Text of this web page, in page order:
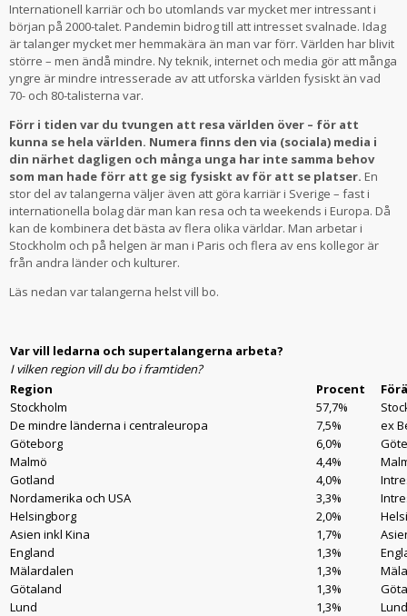
Internationell karriär och bo utomlands var mycket mer intressant i
början på 2000-talet. Pandemin bidrog till att intresset svalnade. Idag
är talanger mycket mer hemmakära än man var förr. Världen har blivit
större – men ändå mindre. Ny teknik, internet och media gör att många
yngre är mindre intresserade av att utforska världen fysiskt än vad
70- och 80-talisterna var.
Förr i tiden var du tvungen att resa världen över – för att
kunna se hela världen. Numera finns den via (sociala) media i
din närhet dagligen och många unga har inte samma behov
som man hade förr att ge sig fysiskt av för att se platser. En
stor del av talangerna väljer även att göra karriär i Sverige – fast i
internationella bolag där man kan resa och ta weekends i Europa. Då
kan de kombinera det bästa av flera olika världar. Man arbetar i
Stockholm och på helgen är man i Paris och flera av ens kollegor är
från andra länder och kulturer.
Läs nedan var talangerna helst vill bo.
Var vill ledarna och supertalangerna arbeta?
I vilken region vill du bo i framtiden?
Region
Procent
Stockholm
57,7%
De mindre länderna i centraleuropa
7,5%
ex
Göteborg
6,0%
Malmö
4,4%
Gotland
4,0%
Nordamerika och USA
3,3%
Helsingborg
2,0%
Asien inkl Kina
1,7%
England
1,3%
Mälardalen
1,3%
Götaland
1,3%
Lund
1,3%